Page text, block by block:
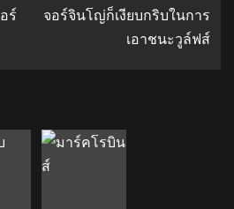
ร์
จอร์จินโญ่ก็เงียบกริบในการ
เอาชนะวูล์ฟส์